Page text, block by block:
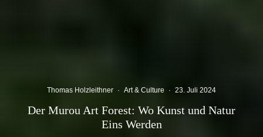
Thomas Holzleithner · Art & Culture · 23. Juli 2024
Der Murou Art Forest: Wo Kunst und Natur
Eins Werden